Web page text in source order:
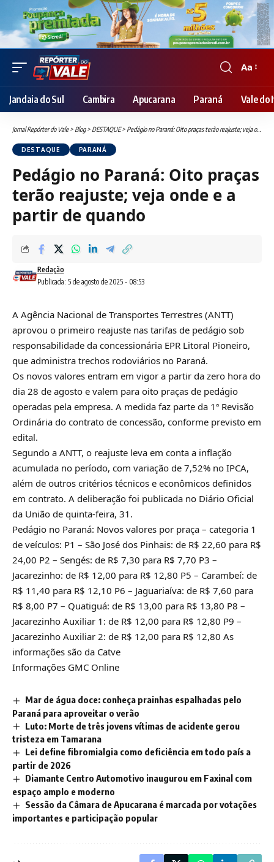
Font
Resizer
Aa
Jandaia do Sul Cambira Apucarana Paraná Vale do
Jornal Repórter do Vale> Blog> DESTAQUE> Pedágio no Paraná: Oito praças terão reajuste; veja onde e a partir de quando
DESTAQUE PARANÁ
Pedágio no Paraná: Oito praças
terão reajuste; veja onde e a
partir de quando
Publicada: 5 de agosto de 2025 - 08:53
Redação
A Agência Nacional de Transportes Terrestres (ANTT)
aprovou o primeiro reajuste nas tarifas de pedágio sob
responsabilidade da concessionária EPR Litoral Pioneiro,
que administra trechos rodoviários no Paraná.
Os novos valores entram em vigor a partir da zero hora do
dia 28 de agosto e valem para oito praças de pedágio
operadas pela empresa. A medida faz parte da 1ª Revisão
Ordinária do contrato de concessão, conforme previsto em
edital.
Segundo a ANTT, o reajuste leva em conta a inflação
acumulada no período, com variação de 7,52% no IPCA,
além de outros critérios técnicos e econômicos definidos
em contrato. A deliberação foi publicada no Diário Oficial
da União de quinta-feira, 31.
Pedágio no Paraná: Novos valores por praça – categoria 1
de veículos: P1 – São José dos Pinhais: de R$ 22,60 para R$
24,00 P2 – Sengés: de R$ 7,30 para R$ 7,70 P3 –
Jacarezinho: de R$ 12,00 para R$ 12,80 P5 – Carambeí: de
R$ 11,40 para R$ 12,10 P6 – Jaguariaíva: de R$ 7,60 para
R$ 8,00 P7 – Quatiguá: de R$ 13,00 para R$ 13,80 P8 –
Jacarezinho Auxiliar 1: de R$ 12,00 para R$ 12,80 P9 –
Jacarezinho Auxiliar 2: de R$ 12,00 para R$ 12,80 As
informações são da Catve
Informações GMC Online
Mar de água doce: conheça prainhas espalhadas pelo
Paraná para aproveitar o verão
Luto: Morte de três jovens vítimas de acidente gerou
tristeza em Tamarana
Lei define fibromialgia como deficiência em todo país a
partir de 2026
Diamante Centro Automotivo inaugurou em Faxinal com
espaço amplo e moderno
Sessão da Câmara de Apucarana é marcada por votações
importantes e participação popular